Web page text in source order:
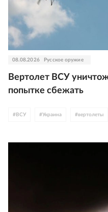
08.08.2026 Русское оружие
Вертолет ВСУ
попытке сбежать
# ВСУ #Украина #вертолеты